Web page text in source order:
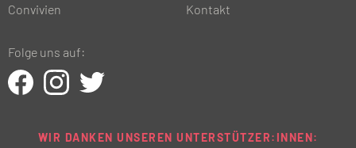
Convivien
Kontakt
Folge uns auf:
WIR DANKEN UNSEREN UNTERSTÜTZER:INNEN: